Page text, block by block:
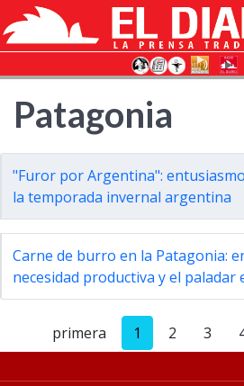
Patagonia
"Furor por Argentina":
la temporada invernal argentina
Carne de burro en la Patagonia:
necesidad productiva y el paladar
primera 1 2 3